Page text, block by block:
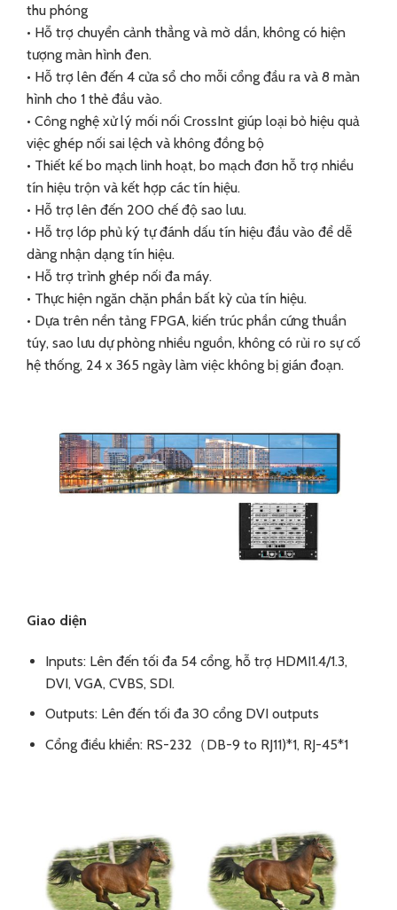
thu phóng
• Hỗ trợ chuyển cảnh thẳng và mờ dần, không có hiện
tượng màn hình đen.
• Hỗ trợ lên đến 4 cửa sổ cho mỗi cổng đầu ra và 8 màn
hình cho 1 thẻ đầu vào.
• Công nghệ xử lý mối nối CrossInt giúp loại bỏ hiệu quả
việc ghép nối sai lệch và không đồng bộ
• Thiết kế bo mạch linh hoạt, bo mạch đơn hỗ trợ nhiều
tín hiệu trộn và kết hợp các tín hiệu.
• Hỗ trợ lên đến 200 chế độ sao lưu.
• Hỗ trợ lớp phủ ký tự đánh dấu tín hiệu đầu vào để dễ
dàng nhận dạng tín hiệu.
• Hỗ trợ trình ghép nối đa máy.
• Thực hiện ngăn chặn phần bất kỳ của tín hiệu.
• Dựa trên nền tảng FPGA, kiến trúc phần cứng thuần
túy, sao lưu dự phòng nhiều nguồn, không có rủi ro sự cố
hệ thống, 24 x 365 ngày làm việc không bị gián đoạn.
Giao diện
Inputs: Lên đến tối đa 54 cổng, hỗ trợ HDMI1.4/1.3,
DVI, VGA, CVBS, SDI.
Outputs: Lên đến tối đa 30 cổng DVI outputs
Cổng điều khiển: RS-232（DB-9 to RJ11)*1, RJ-45*1